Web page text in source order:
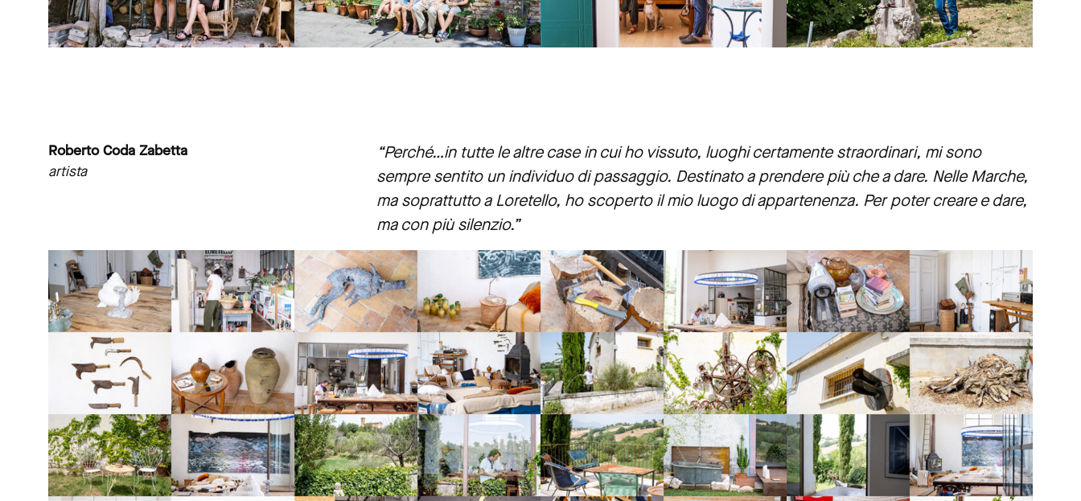
Roberto Coda Zabetta
artista
“Perché…in tutte le altre case in cui ho vissuto, luoghi certamente straordinari, mi sono
sempre sentito un individuo di passaggio. Destinato a prendere più che a dare. Nelle Marche,
ma soprattutto a Loretello, ho scoperto il mio luogo di appartenenza. Per poter creare e dare,
ma con più silenzio.”